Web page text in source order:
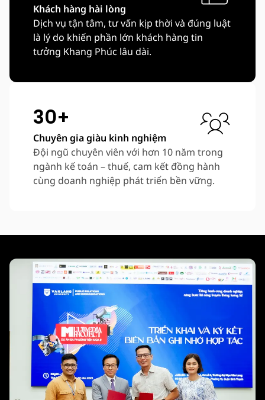
Khách hàng hài lòng
Dịch vụ tận tâm, tư vấn kịp thời và đúng luật
là lý do khiến phần lớn khách hàng tin
tưởng Khang Phúc lâu dài.
30+
Chuyên gia giàu kinh nghiệm
Đội ngũ chuyên viên với hơn 10 năm trong
ngành kế toán – thuế, cam kết đồng hành
cùng doanh nghiệp phát triển bền vững.